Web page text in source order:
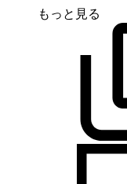
もっと見る